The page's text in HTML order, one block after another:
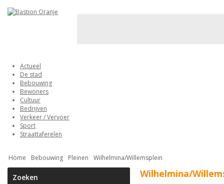
Actueel
De stad
Bebouwing
Bewoners
Cultuur
Bedrijven
Verkeer / Vervoer
Sport
Straattaferelen
Home Bebouwing Pleinen Wilhelmina/Willemsplein
Zoeken Wilhelmina/